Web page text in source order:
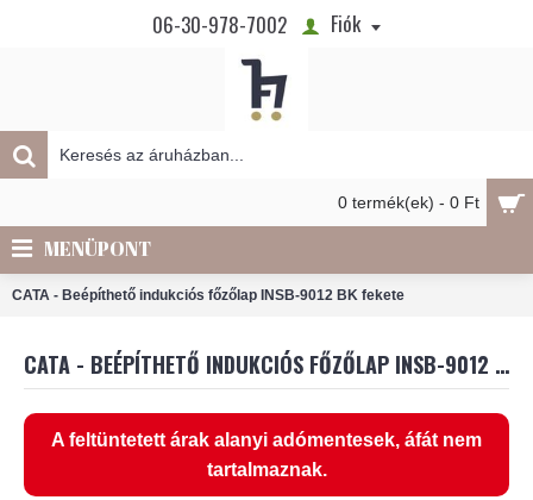
06-30-978-7002 Fiók
0 termék(ek) - 0 Ft
MENÜPONT
CATA - Beépíthető indukciós főzőlap INSB-9012 BK fekete
CATA - BEÉPÍTHETŐ INDUKCIÓS FŐZŐLAP INSB-9012 BK FEKETE
A feltüntetett árak alanyi adómentesek, áfát nem
tartalmaznak.